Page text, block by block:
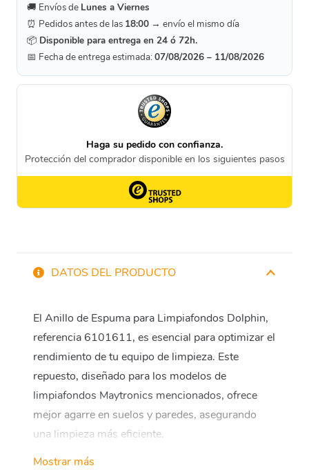
🚚 Envíos de Lunes a Viernes
⏰ Pedidos antes de las 18:00 → envío el mismo día
📦 Disponible para entrega en 24 ó 72h.
📅 Fecha de entrega estimada: 07/08/2026 – 11/08/2026
DATOS DEL PRODUCTO
El Anillo de Espuma para Limpiafondos Dolphin,
referencia 6101611, es esencial para optimizar el
rendimiento de tu equipo de limpieza. Este
repuesto, diseñado para los modelos de
limpiafondos Maytronics mencionados, ofrece
mejor agarre en suelos y paredes, asegurando
una limpieza más eficiente.
Con una sola unidad de este anillo de espuma,
Mostrar más